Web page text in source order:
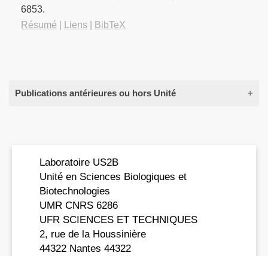
6853.
Résumé
Liens BibTeX
Publications antérieures ou hors Unité
Bertorelle, Franck; Wegner, David; Bakulić, Martina
Perić; Fakhouri, Hussein; Comby-Zerbino, Clothilde;
Sagar, Amin; Bernadó, Pau; Resch-Genger, Ute;
Koutecky, Vlasta Bonačić Koutecky; Guével, Xavier
Le; Antoine, Rodolphe
Tailoring NIR-II photoluminescence of single
thiolated Au25 nanoclusters by selective binding
Laboratoire US2B
Unité en Sciences Biologiques et
Biotechnologies
UMR CNRS 6286
UFR SCIENCES ET TECHNIQUES
2, rue de la Houssinière
44322 Nantes 44322